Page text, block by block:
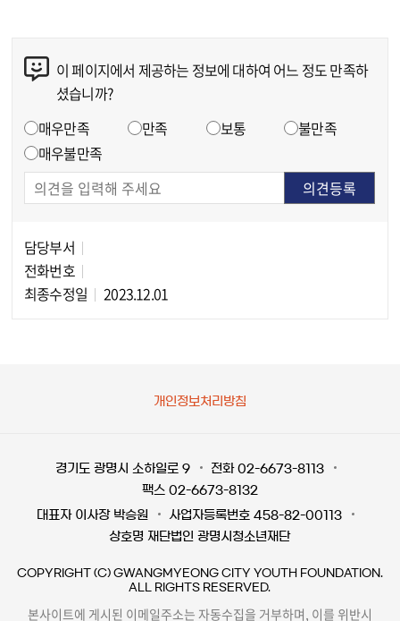
이 페이지에서 제공하는 정보에 대하여 어느 정도 만족하
셨습니까?
매우만족 만족 보통
불만족
매우불만족
담당부서
전화번호
최종수정일
2023.12.01
개인정보처리방침
경기도 광명시 소하일로 9
전화 02-6673-8113
팩스 02-6673-8132
대표자 이사장 박승원
사업자등록번호 458-82-00113
상호명 재단법인 광명시청소년재단
COPYRIGHT (C) GWANGMYEONG CITY YOUTH FOUNDATION.
ALL RIGHTS RESERVED.
본사이트에 게시된 이메일주소는 자동수집을 거부하며, 이를 위반시